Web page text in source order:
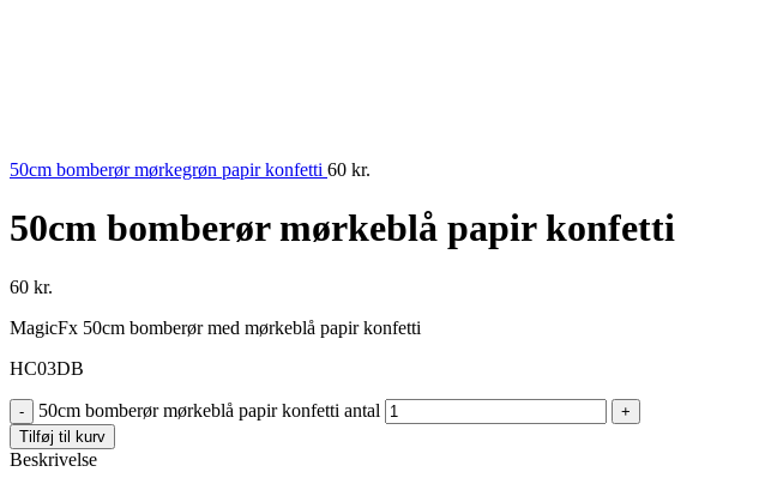
50cm bomberør mørkegrøn papir konfetti 60 kr.
50cm bomberør mørkeblå papir konfetti
60 kr.
MagicFx 50cm bomberør med mørkeblå papir konfetti
HC03DB
50cm bomberør mørkeblå papir konfetti antal
Tilføj til kurv
Beskrivelse